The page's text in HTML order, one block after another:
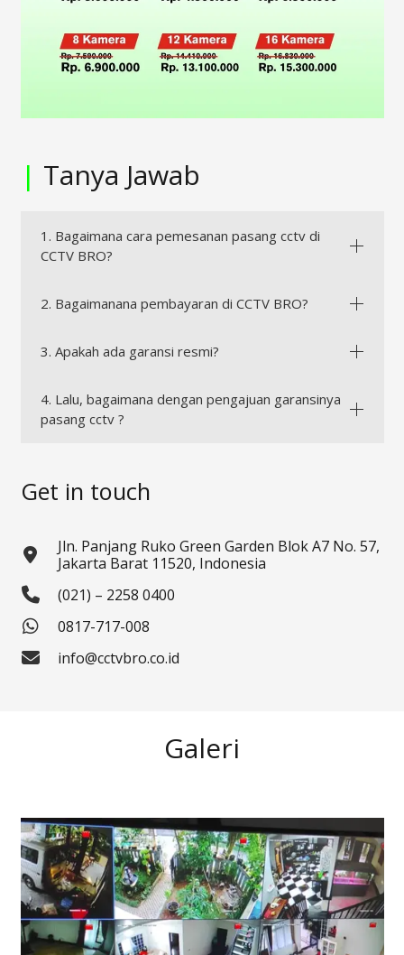
| Tanya Jawab
1. Bagaimana cara pemesanan pasang cctv di
CCTV BRO?
2. Bagaimanana pembayaran di CCTV BRO?
3. Apakah ada garansi resmi?
4. Lalu, bagaimana dengan pengajuan garansinya
pasang cctv ?
Get in touch
Jln. Panjang Ruko Green Garden Blok A7 No. 57,
Jakarta Barat 11520, Indonesia
(021) – 2258 0400
0817-717-008
info@cctvbro.co.id
Galeri